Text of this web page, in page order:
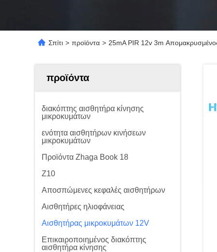
Σπίτι > προϊόντα > 25mA PIR 12v 3m
προϊόντα
διακόπτης αισθητήρα κίνησης
μικροκυμάτων
ενότητα αισθητήρων κινήσεων
μικροκυμάτων
Προϊόντα Zhaga Book 18
Z10
Αποσπώμενες κεφαλές αισθητήρων
Αισθητήρες ηλιοφάνειας
Αισθητήρας μικροκυμάτων 12V
Επικαιροποιημένος διακόπτης
αισθητήρα κίνησης